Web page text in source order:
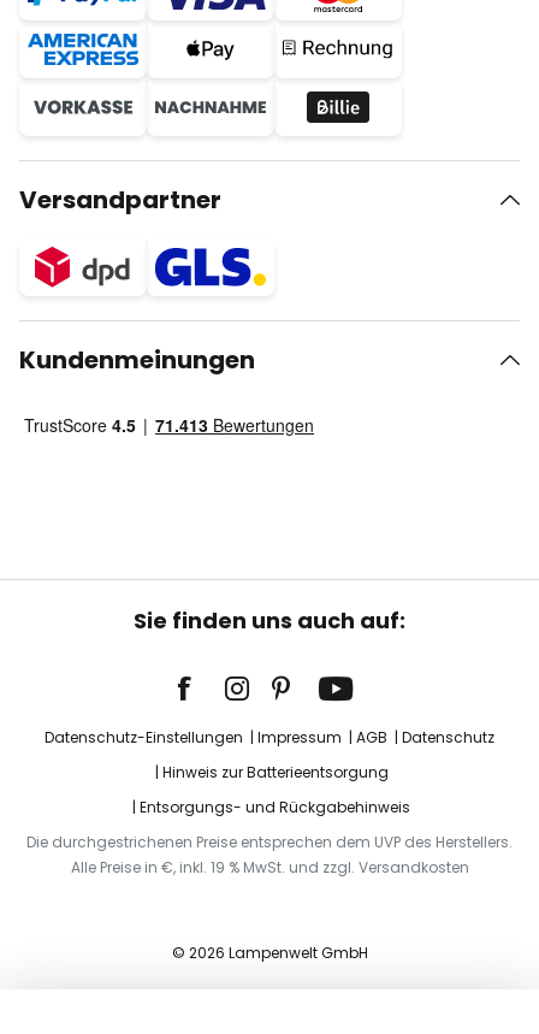
Versandpartner
Kundenmeinungen
Sie finden uns auch auf:
Datenschutz-Einstellungen Impressum AGB
Datenschutz
Hinweis zur Batterieentsorgung
Entsorgungs- und Rückgabehinweis
Die durchgestrichenen Preise entsprechen dem UVP des Herstellers.
Alle Preise in €, inkl. 19 % MwSt. und zzgl. Versandkosten
© 2026 Lampenwelt GmbH